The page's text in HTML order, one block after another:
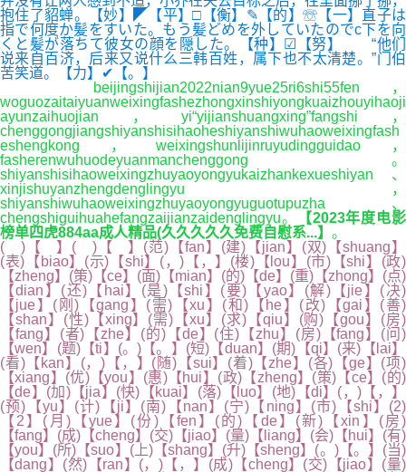
抱住了貂蝉。【妙】◤【平】□【衡】✎【的】☏【一】直子は
指で何度か髪をすいた。もう髪どめを外していたのでc下を向
くと髪が落ちて彼女の顔を隠した。【种】☑【努】 “他们
说来自百济，后来又说什么三韩百姓，属下也不太清楚。”门伯
苦笑道。【力】✔【。】
beijingshijian2022nian9yue25ri6shi55fen，
woguozaitaiyuanweixingfashezhongxinshiyongkuaizhouyihaoji
ayunzaihuojian，yi“yijianshuangxing”fangshi，
chenggongjiangshiyanshisihaoheshiyanshiwuhaoweixingfash
eshengkong，weixingshunlijinruyudingguidao，
fasherenwuhuodeyuanmanchenggong。
shiyanshisihaoweixingzhuyaoyongyukaizhankexueshiyan、
xinjishuyanzhengdenglingyu，
shiyanshiwuhaoweixingzhuyaoyongyuguotupuzha、
chengshiguihuahefangzaijianzaidenglingyu。
【2023年度电影
榜单四虎884aa成人精品(久久久久久免费自慰系...】 。
( )【 】( )【 】(范)【fan】(建)【jian】(双)【shuang】
(表)【biao】(示)【shi】(，)【，】(楼)【lou】(市)【shi】(政)
【zheng】(策)【ce】(面)【mian】(的)【de】(重)【zhong】(点)
【dian】(还)【hai】(是)【shi】(要)【yao】(解)【jie】(决)
【jue】(刚)【gang】(需)【xu】(和)【he】(改)【gai】(善)
【shan】(性)【xing】(需)【xu】(求)【qiu】(购)【gou】(房)
【fang】(者)【zhe】(的)【de】(住)【zhu】(房)【fang】(问)
【wen】(题)【ti】(。)【。】(短)【duan】(期)【qi】(来)【lai】
(看)【kan】(，)【，】(随)【sui】(着)【zhe】(各)【ge】(项)
【xiang】(优)【you】(惠)【hui】(政)【zheng】(策)【ce】(的)
【de】(加)【jia】(快)【kuai】(落)【luo】(地)【di】(，)【，】
(预)【yu】(计)【ji】(南)【nan】(宁)【ning】(市)【shi】(2)
【2】(月)【yue】(份)【fen】(的)【de】(新)【xin】(房)
【fang】(成)【cheng】(交)【jiao】(量)【liang】(会)【hui】(有)
【you】(所)【suo】(上)【shang】(升)【sheng】(。)【。】(当)
【dang】(然)【ran】(，)【，】(成)【cheng】(交)【jiao】(量)